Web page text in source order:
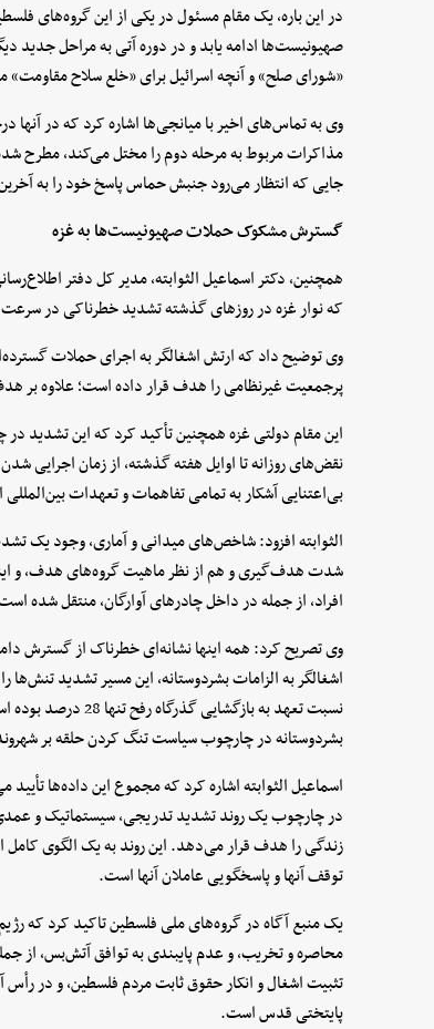
در این باره، یک مقام مسئول در یکی از این گروه‌های
صهیونیست‌ها ادامه یابد و در دوره آتی به مراحل جدید
«شورای صلح» و آنچه اسرائیل برای «خلع سلاح
وی به تماس‌های اخیر با میانجی‌ها اشاره کرد که در
مذاکرات مربوط به مرحله دوم را مختل می‌کند، مطرح
جایی که انتظار می‌رود جنبش حماس پاسخ خود را به
گسترش مشکوک حملات صهیونیست‌ها به غزه
همچنین، دکتر اسماعیل الثوابته، مدیر کل دفتر
که نوار غزه در روزهای گذشته تشدید خطرناکی در
وی توضیح داد که ارتش اشغالگر به اجرای حملات
پرجمعیت غیرنظامی را هدف قرار داده است؛ علاوه بر
این مقام دولتی غزه همچنین تأکید کرد که این تشدید
بی‌اعتنایی آشکار به تمامی تفاهمات و تعهدات
الثوابته افزود: شاخص‌های میدانی و آماری، وجود یک
شدت هدف‌گیری و هم از نظر ماهیت گروه‌های هدف، و
افراد، از جمله در داخل چادرهای آوارگان، منتقل شده
وی تصریح کرد: همه اینها نشانه‌ای خطرناک از گسترش
نسبت تعهد به
بشردوستانه در چارچوب سیاست تنگ کردن حلقه بر
اسماعیل الثوابته اشاره کرد که مجموع این داده‌ها
در چارچوب یک روند تشدید تدریجی، سیستماتیک و عمدی
زندگی را هدف قرار می‌دهد. این روند به یک الگوی
توقف آنها و پاسخگویی عاملان آنها است.
یک منبع آگاه در گروه‌های ملی فلسطین تاکید کرد که
محاصره و تخریب، و عدم پایبندی به توافق آتش‌بس، از
تثبیت اشغال و انکار حقوق ثابت مردم فلسطین، و در
پایتختی قدس است.